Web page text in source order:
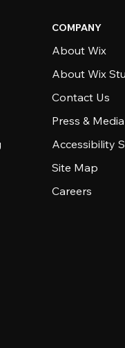
COMPANY
About Wix
About Wix
Contact Us
Press & Media
Accessibility
Site Map
Careers